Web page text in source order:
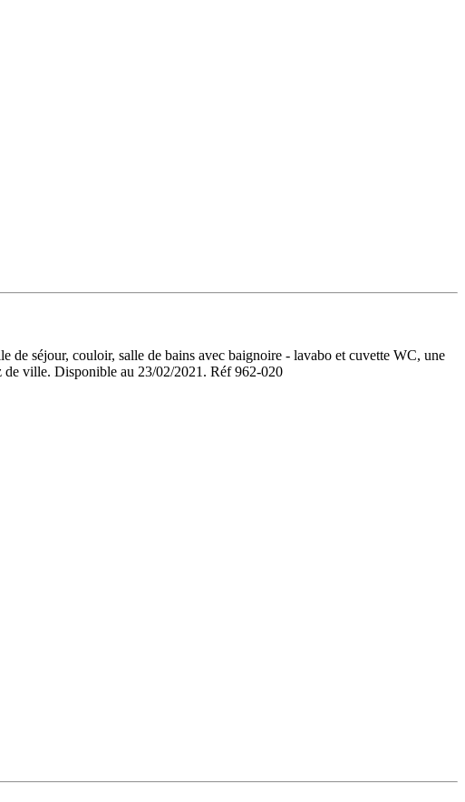
de séjour, couloir, salle de bains avec baignoire - lavabo et cuvette WC, une
de ville. Disponible au 23/02/2021. Réf 962-020